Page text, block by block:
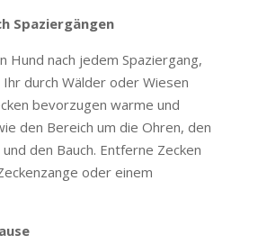
Spaziergängen
Hund nach jedem Spaziergang,
durch Wälder oder Wiesen
bevorzugen warme und
den Bereich um die Ohren, den
den Bauch. Entferne Zecken
oder einem